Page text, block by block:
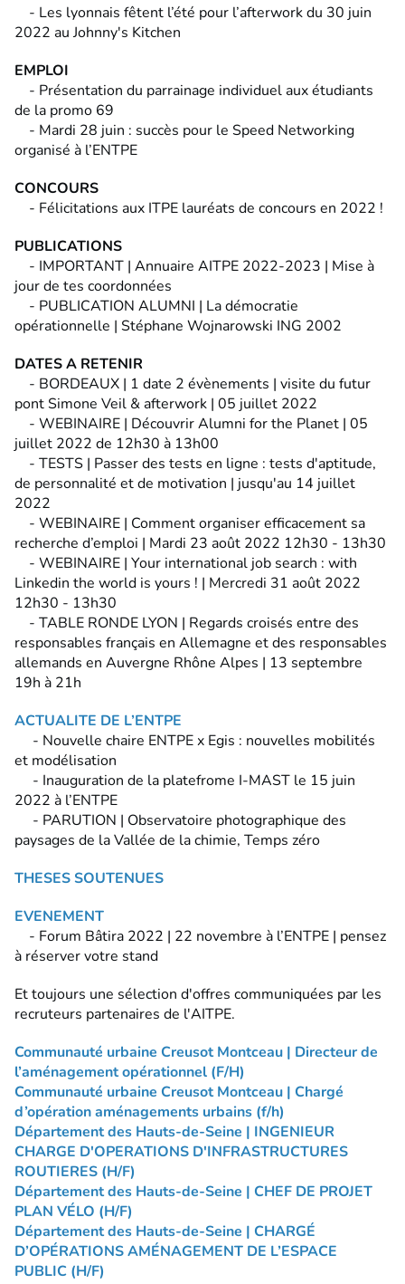
- Les lyonnais fêtent l’été pour l’afterwork du 30 juin
2022 au Johnny's Kitchen
EMPLOI
- Présentation du parrainage individuel aux étudiants
de la promo 69
- Mardi 28 juin : succès pour le Speed Networking
organisé à l’ENTPE
CONCOURS
- Félicitations aux ITPE lauréats de concours en 2022 !
PUBLICATIONS
- IMPORTANT | Annuaire AITPE 2022-2023 | Mise à
jour de tes coordonnées
- PUBLICATION ALUMNI | La démocratie
opérationnelle | Stéphane Wojnarowski ING 2002
DATES A RETENIR
- BORDEAUX | 1 date 2 évènements | visite du futur
pont Simone Veil & afterwork | 05 juillet 2022
- WEBINAIRE | Découvrir Alumni for the Planet | 05
juillet 2022 de 12h30 à 13h00
- TESTS | Passer des tests en ligne : tests d'aptitude,
de personnalité et de motivation | jusqu'au 14 juillet
2022
- WEBINAIRE | Comment organiser efficacement sa
recherche d’emploi | Mardi 23 août 2022 12h30 - 13h30
- WEBINAIRE | Your international job search : with
Linkedin the world is yours ! | Mercredi 31 août 2022
12h30 - 13h30
- TABLE RONDE LYON | Regards croisés entre des
responsables français en Allemagne et des responsables
allemands en Auvergne Rhône Alpes | 13 septembre
19h à 21h
ACTUALITE DE L’ENTPE
- Nouvelle chaire ENTPE x Egis : nouvelles mobilités
et modélisation
- Inauguration de la platefrome I-MAST le 15 juin
2022 à l’ENTPE
- PARUTION | Observatoire photographique des
paysages de la Vallée de la chimie, Temps zéro
THESES SOUTENUES
EVENEMENT
- Forum Bâtira 2022 | 22 novembre à l’ENTPE | pensez
à réserver votre stand
Et toujours une sélection d'offres communiquées par les
recruteurs partenaires de l'AITPE.
Communauté urbaine Creusot Montceau | Directeur de
l’aménagement opérationnel (F/H)
Communauté urbaine Creusot Montceau | Chargé
d’opération aménagements urbains (f/h)
Département des Hauts-de-Seine | INGENIEUR
CHARGE D'OPERATIONS D'INFRASTRUCTURES
ROUTIERES (H/F)
Département des Hauts-de-Seine | CHEF DE PROJET
PLAN VÉLO (H/F)
Département des Hauts-de-Seine | CHARGÉ
D’OPÉRATIONS AMÉNAGEMENT DE L’ESPACE
PUBLIC (H/F)